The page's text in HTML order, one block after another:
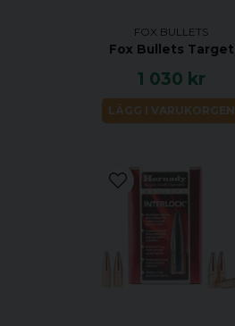
FOX BULLETS
Fox Bullets Target
1 030 kr
LÄGG I VARUKORGEN